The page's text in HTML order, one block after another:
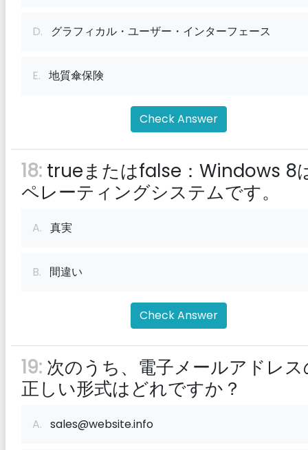
D. グラフィカル・ユーザー・インターフェース
E. 地質傘保険
Check Answer
18: trueまたはfalse：Windows 8
ペレーティングシステムです。
A. 真実
B. 間違い
Check Answer
19: 次のうち、電子メールアドレ
正しい形式はどれですか？
A. sales@website.info